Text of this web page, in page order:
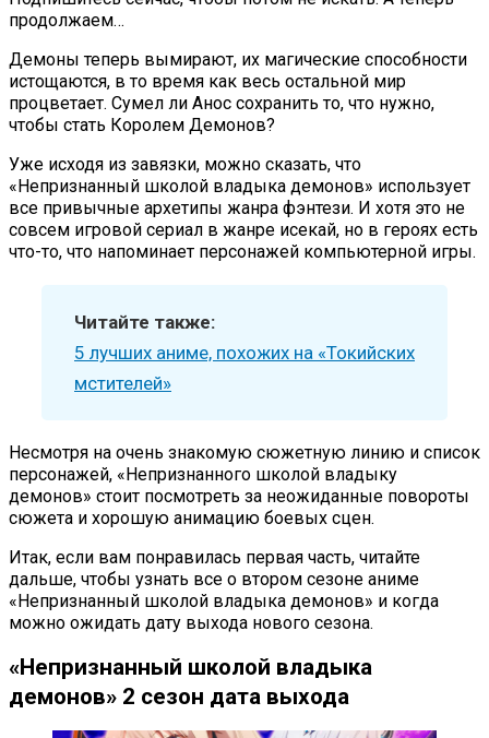
продолжаем…
Демоны теперь вымирают, их магические способности
истощаются, в то время как весь остальной мир
процветает. Сумел ли Анос сохранить то, что нужно,
чтобы стать Королем Демонов?
Уже исходя из завязки, можно сказать, что
«Непризнанный школой владыка демонов» использует
все привычные архетипы жанра фэнтези. И хотя это не
совсем игровой сериал в жанре исекай, но в героях есть
что-то, что напоминает персонажей компьютерной игры.
Читайте также:
5 лучших аниме, похожих на «Токийских
мстителей»
Несмотря на очень знакомую сюжетную линию и список
персонажей, «Непризнанного школой владыку
демонов» стоит посмотреть за неожиданные повороты
сюжета и хорошую анимацию боевых сцен.
Итак, если вам понравилась первая часть, читайте
дальше, чтобы узнать все о втором сезоне аниме
«Непризнанный школой владыка демонов» и когда
можно ожидать дату выхода нового сезона.
«Непризнанный школой владыка
демонов» 2 сезон дата выхода